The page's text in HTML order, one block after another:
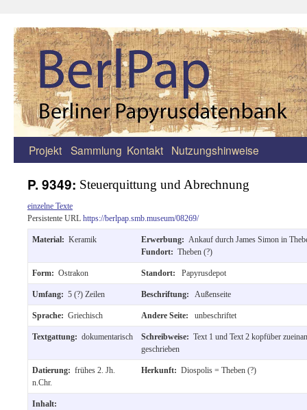
Zum
springen
Projekt Sammlung Kontakt Nutzungshinweise
P. 9349: Steuerquittung und Abrechnung
einzelne Texte
Persistente URL https://berlpap.smb.museum/08269/
Material: Keramik Erwerbung: Ankauf durch James Simon in
Fundort: Theben (?)
Form: Ostrakon Standort: Papyrusdepot
Umfang: 5 (?) Zeilen Beschriftung: Außenseite
Sprache: Griechisch Andere Seite: unbeschriftet
Textgattung: dokumentarisch Schreibweise: Text 1 und Text 2 kopfüber
geschrieben
Datierung: frühes 2. Jh.
n.Chr.
Herkunft: Diospolis = Theben (?)
Inhalt: